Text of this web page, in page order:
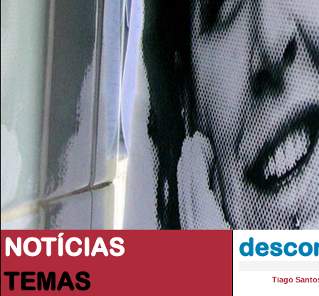
NOTÍCIAS
TEMAS
Tiago